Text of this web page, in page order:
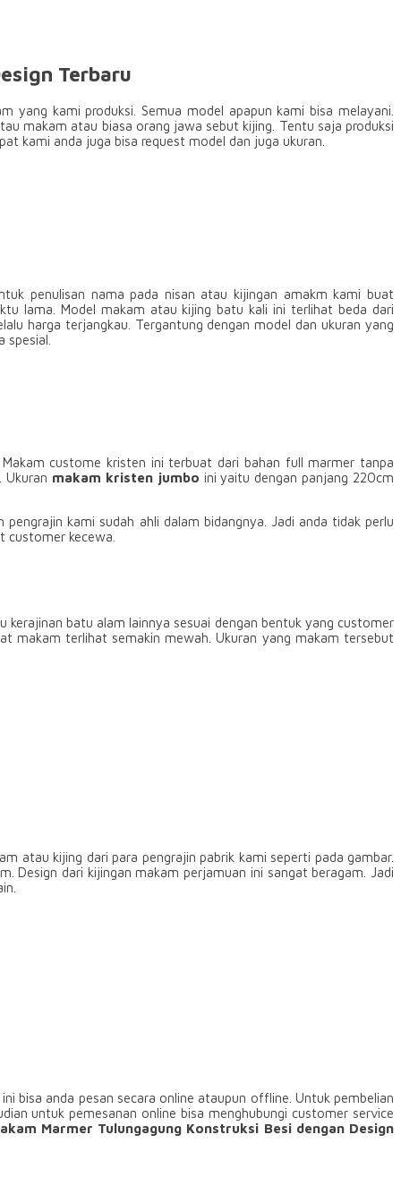
Terbaru
kami produksi. Semua model apapun kami bisa melayani.
makam atau biasa orang jawa sebut kijing. Tentu saja produksi
kami anda juga bisa request model dan juga ukuran.
penulisan nama pada nisan atau kijingan amakm kami buat
lama. Model makam atau kijing batu kali ini terlihat beda dari
harga terjangkau. Tergantung dengan model dan ukuran yang
custome kristen ini terbuat dari bahan full marmer tanpa
Ukuran makam kristen jumbo ini yaitu dengan panjang 220cm
kami sudah ahli dalam bidangnya. Jadi anda tidak perlu
customer kecewa.
batu alam lainnya sesuai dengan bentuk yang customer
makam terlihat semakin mewah. Ukuran yang makam tersebut
atau kijing dari para pengrajin pabrik kami seperti pada gambar.
Design dari kijingan makam perjamuan ini sangat beragam. Jadi
bisa anda pesan secara online ataupun offline. Untuk pembelian
untuk pemesanan online bisa menghubungi customer service
Marmer Tulungagung Konstruksi Besi dengan Design